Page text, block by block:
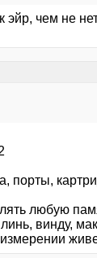
эйр, чем не
порты,
любую
винду,